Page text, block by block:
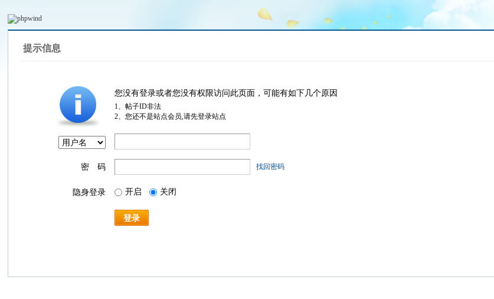
提示信息
您没有登录或者您没有权限访问此页面，可能有如下几个原因
1、帖子ID非法
2、您还不是站点会员,请先登录站点
密 码 找回密码
隐身登录 开启 关闭
登录